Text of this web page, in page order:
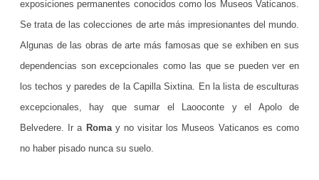
exposiciones permanentes conocidos como los Museos Vaticanos.
Se trata de las colecciones de arte más impresionantes del mundo.
Algunas de las obras de arte más famosas que se exhiben en sus
dependencias son excepcionales como las que se pueden ver en
los techos y paredes de la Capilla Sixtina. En la lista de esculturas
excepcionales, hay que sumar el Laooconte y el Apolo de
Belvedere. Ir a Romay no visitar los Museos Vaticanos es como
no haber pisado nunca su suelo.